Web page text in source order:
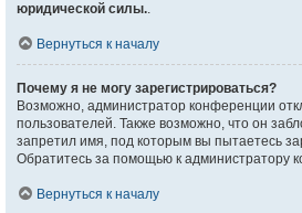
юридической силы..
Вернуться к началу
Почему я не могу зарегистрироваться?
Возможно, администратор конференции
пользователей. Также возможно, что он
запретил имя, под которым вы пытаетесь
Обратитесь за помощью к администратору
Вернуться к началу